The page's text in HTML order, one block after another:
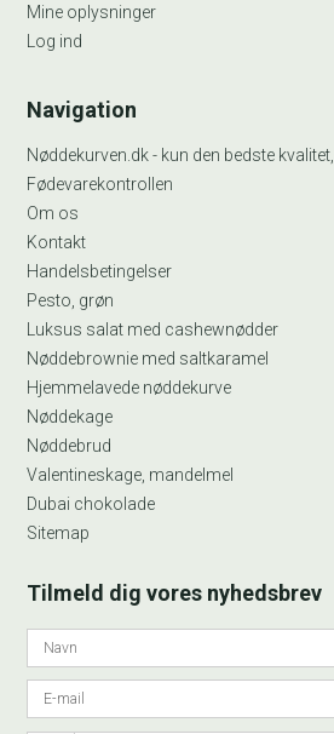
Mine oplysninger
Log ind
Navigation
Nøddekurven.dk - kun den bedste
Fødevarekontrollen
Om os
Kontakt
Handelsbetingelser
Pesto, grøn
Luksus salat med cashewnødder
Nøddebrownie med saltkaramel
Hjemmelavede nøddekurve
Nøddekage
Nøddebrud
Valentineskage, mandelmel
Dubai chokolade
Sitemap
Tilmeld dig vores nyhedsbrev